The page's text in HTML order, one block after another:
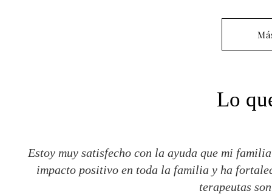
Lo
Estoy muy satisfecho con la ayuda que mi
impacto positivo en toda la familia y ha
terapeutas